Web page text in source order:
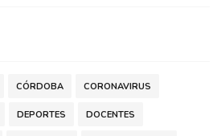
CÓRDOBA CORONAVIRUS
DEPORTES DOCENTES